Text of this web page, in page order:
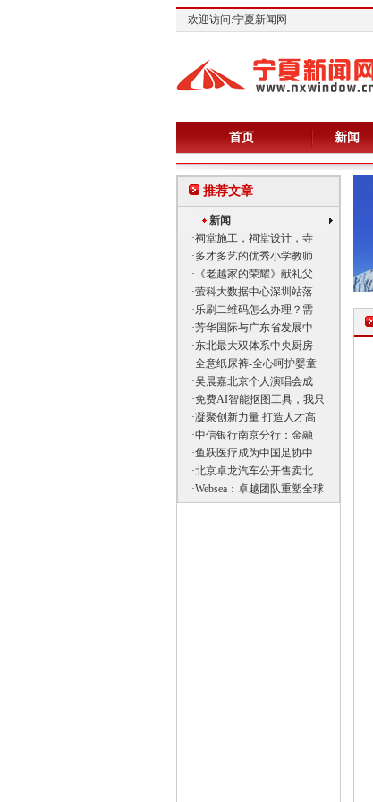
欢迎访问:宁夏新闻网
首页 新闻
推荐文章
新闻
·祠堂施工，祠堂设计，寺
·多才多艺的优秀小学教师
· 《老越家的荣耀》献礼父
·萤科大数据中心深圳站落
·乐刷二维码怎么办理？需
·芳华国际与广东省发展中
·东北最大双体系中央厨房
·全意纸尿裤-全心呵护婴童
·吴晨嘉北京个人演唱会成
·免费AI智能抠图工具，我只
·凝聚创新力量 打造人才高
·中信银行南京分行：金融
·鱼跃医疗成为中国足协中
·北京卓龙汽车公开售卖北
·Websea：卓越团队重塑全球